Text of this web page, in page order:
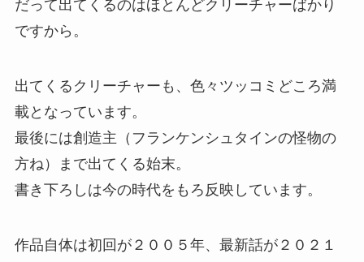
だって出てくるのはほとんどクリーチャーばかり
ですから。
出てくるクリーチャーも、色々ツッコミどころ満
載となっています。
最後には創造主（フランケンシュタインの怪物の
方ね）まで出てくる始末。
書き下ろしは今の時代をもろ反映しています。
作品自体は初回が２００５年、最新話が２０２１